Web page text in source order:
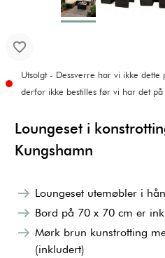
Utsolgt - Dessverre har vi ikke
derfor ikke bestilles før vi har det på
Loungeset i
Kungshamn
Loungeset utemøbler i
Bord på 70 x 70 cm er
Mørk brun kunstrotting
(inkludert)